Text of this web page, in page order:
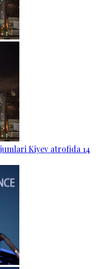
Kiyev atrofida 14